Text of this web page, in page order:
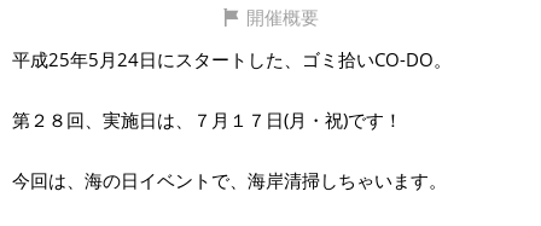
開催概要
平成25年5月24日にスタートした、ゴミ拾いCO-DO。
第２８回、実施日は、７月１７日(月・祝)です！
今回は、海の日イベントで、海岸清掃しちゃいます。